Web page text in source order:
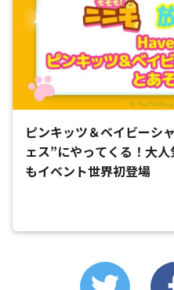
ピンキッツ＆ベイビーシ
ェス”にやってくる！大人
もイベント世界初登場